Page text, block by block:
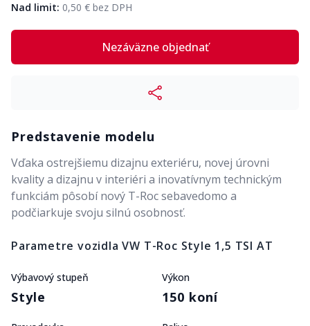
Nad limit: 0,50 € bez DPH
Nezáväzne objednať
Predstavenie modelu
Vďaka ostrejšiemu dizajnu exteriéru, novej úrovni
kvality a dizajnu v interiéri a inovatívnym technickým
funkciám pôsobí nový T-Roc sebavedomo a
podčiarkuje svoju silnú osobnosť.
Parametre vozidlaVW T-Roc Style 1,5 TSI AT
Výbavový stupeň
Style
Výkon
150 koní